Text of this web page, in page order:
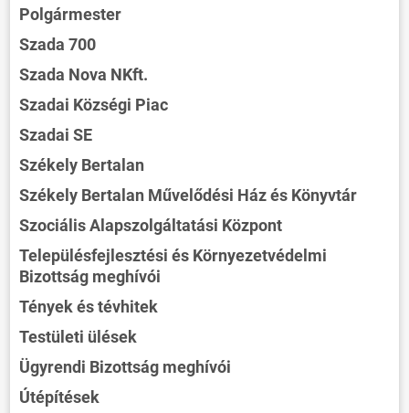
Polgármester
Szada 700
Szada Nova NKft.
Szadai Községi Piac
Szadai SE
Székely Bertalan
Székely Bertalan Művelődési Ház és Könyvtár
Szociális Alapszolgáltatási Központ
Településfejlesztési és Környezetvédelmi
Bizottság meghívói
Tények és tévhitek
Testületi ülések
Ügyrendi Bizottság meghívói
Útépítések